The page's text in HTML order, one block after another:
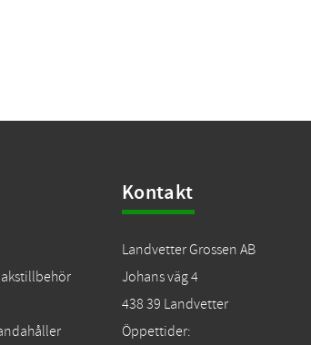
Kontakt
Landvetter Grossen AB
Johans väg 4
438 39 Landvetter
Öppettider: